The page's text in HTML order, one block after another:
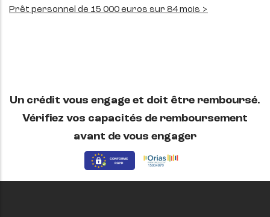
Prêt personnel de 15 000 euros sur 84 mois >
Un crédit vous engage et doit être remboursé.
Vérifiez vos capacités de remboursement
avant de vous engager